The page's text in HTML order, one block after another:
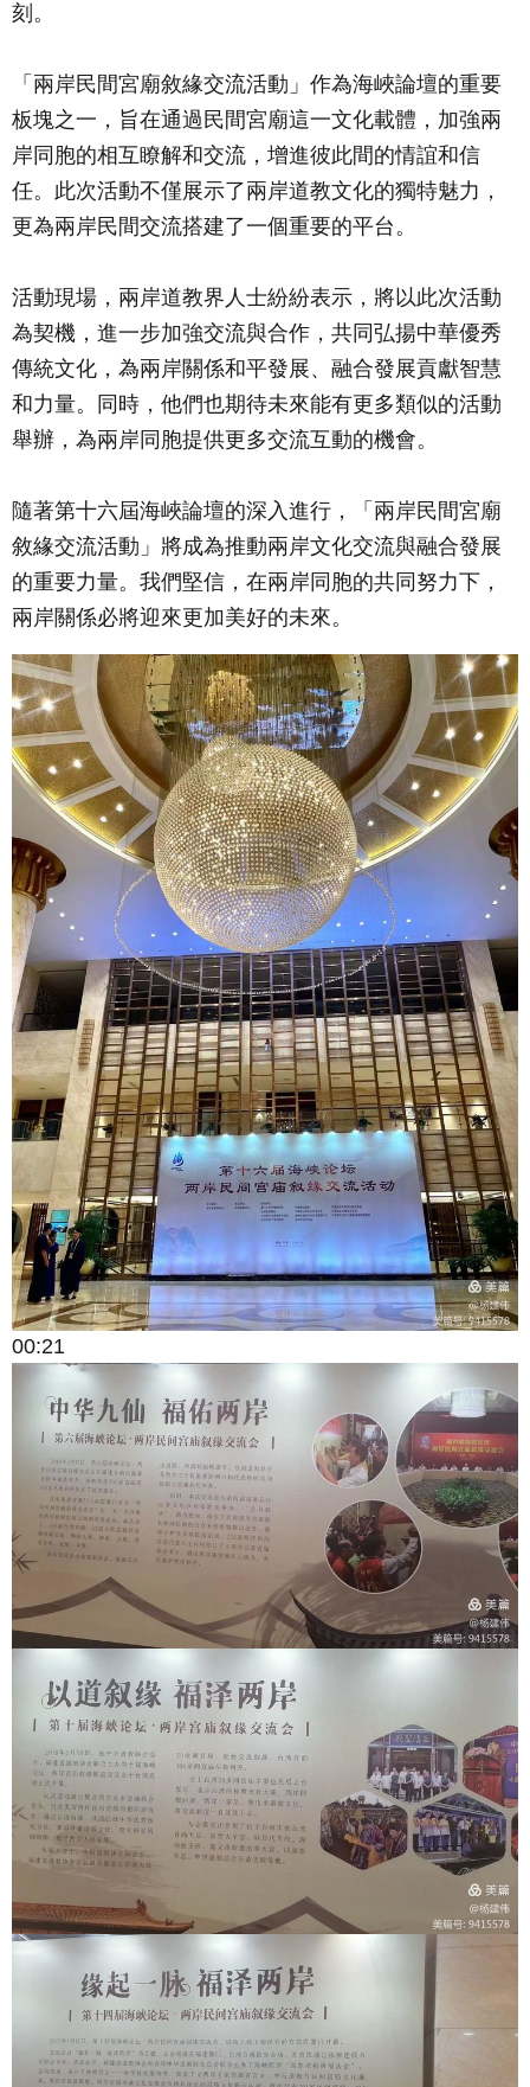
刻。
「兩岸民間宮廟敘緣交流活動」作為海峽論壇的重要
板塊之一，旨在通過民間宮廟這一文化載體，加強兩
岸同胞的相互瞭解和交流，增進彼此間的情誼和信
任。此次活動不僅展示了兩岸道教文化的獨特魅力，
更為兩岸民間交流搭建了一個重要的平台。
活動現場，兩岸道教界人士紛紛表示，將以此次活動
為契機，進一步加強交流與合作，共同弘揚中華優秀
傳統文化，為兩岸關係和平發展、融合發展貢獻智慧
和力量。同時，他們也期待未來能有更多類似的活動
舉辦，為兩岸同胞提供更多交流互動的機會。
隨著第十六屆海峽論壇的深入進行，「兩岸民間宮廟
敘緣交流活動」將成為推動兩岸文化交流與融合發展
的重要力量。我們堅信，在兩岸同胞的共同努力下，
兩岸關係必將迎來更加美好的未來。
00:21